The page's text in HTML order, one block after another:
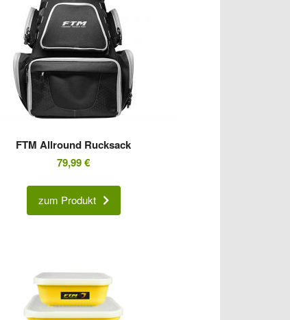
FTM Allround Rucksack
79,99€
zum Produkt